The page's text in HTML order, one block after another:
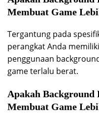
Membuat Game
Tergantung pada
perangkat Anda
penggunaan
game terlalu berat.
Apakah Background
Membuat Game